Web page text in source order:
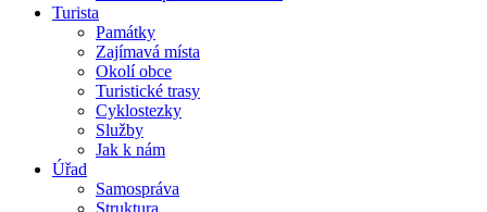
Turista
Památky
Zajímavá místa
Okolí obce
Turistické trasy
Cyklostezky
Služby
Jak k nám
Úřad
Samospráva
Struktura